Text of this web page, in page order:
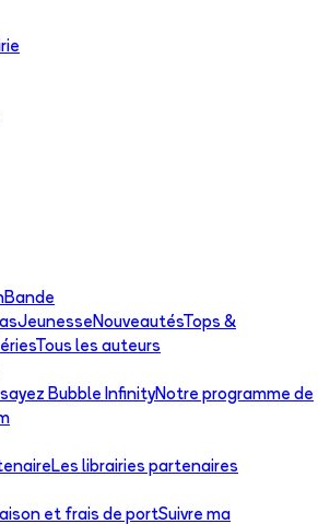
Bande
JeunesseNouveautésTops &
Tous les auteurs
Bubble InfinityNotre programme de
Les librairies partenaires
et frais de portSuivre ma